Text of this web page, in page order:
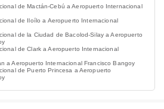
de Mactán-Cebú a Aeropuerto Internacional
de Iloílo a Aeropuerto Internacional
de la Ciudad de Bacolod-Silay a Aeropuerto
de Clark a Aeropuerto Internacional
a Aeropuerto Internacional Francisco Bangoy
de Puerto Princesa a Aeropuerto